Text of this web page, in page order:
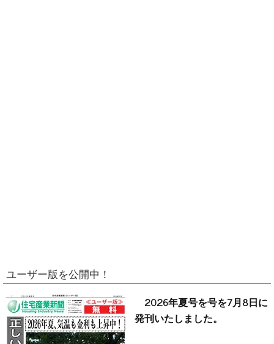
ユーザー版を公開中！
2026年夏号を号を7月8日に
発刊いたしました。